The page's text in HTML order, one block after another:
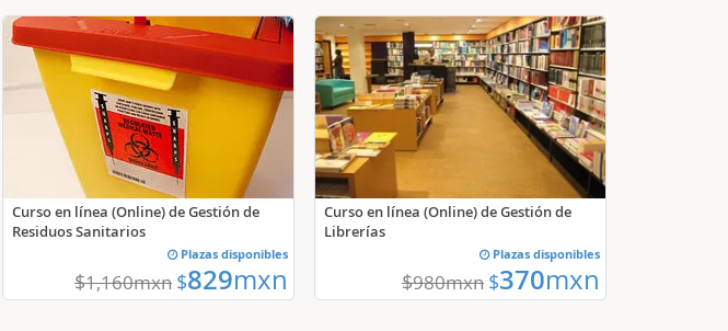
Curso en línea (Online) de Gestión de
Residuos Sanitarios
Plazas disponibles
$1,160mxn $829mxn
Curso en línea (Online) de Gestión de
Librerías
Plazas disponibles
$980mxn $370mxn